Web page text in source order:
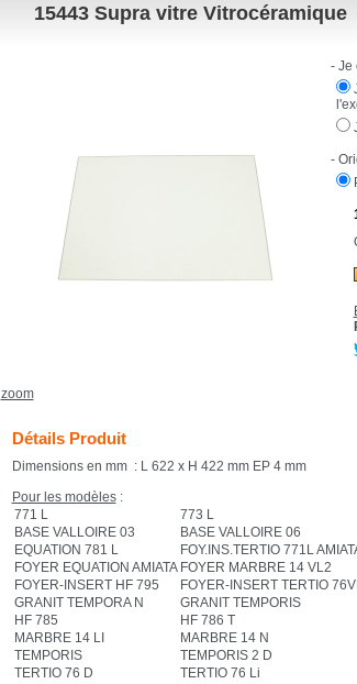
15443 Supra vitre Vitrocéramique
zoom
- Je
-
Détails Produit
Dimensions en mm : L 622 x H 422 mm EP 4 mm
Pour les modèles:
771 L
773 L
BASE VALLOIRE 03
BASE VALLOIRE 06
EQUATION 781 L
FOY.INS.TERTIO 771L
FOYER EQUATION AMIATA FOYER MARBRE 14 VL2
FOYER-INSERT HF 795
FOYER-INSERT TERTIO
GRANIT TEMPORA N
GRANIT TEMPORIS
HF 785
HF 786 T
MARBRE 14 LI
MARBRE 14 N
TEMPORIS
TEMPORIS 2 D
TERTIO 76 D
TERTIO 76 Li